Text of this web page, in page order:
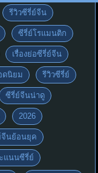
รีวิวซีรี่ย์จีน
ซีรี่ย์โรแมนติก
เรื่องย่อซีรี่ย์จีน
ดนิยม รีวิวซีรี่ย์
ซีรี่ย์จีนน่าดู
2026
นย้อนยุค
แนนซีรี่ย์